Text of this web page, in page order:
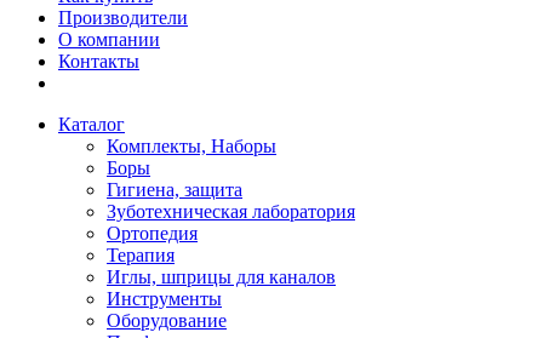
Производители
О компании
Контакты
Каталог
Комплекты, Наборы
Боры
Гигиена, защита
Зуботехническая лаборатория
Ортопедия
Терапия
Иглы, шприцы для каналов
Инструменты
Оборудование